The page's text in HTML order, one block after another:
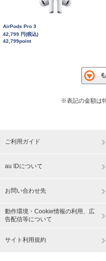
AirPods Pro 3
42,799 円(税込)
42,799point
※表記の金額は
ご利用ガイド
au IDについて
お問い合わせ先
動作環境・Cookie情報の利用、広
告配信等について
サイト利用規約